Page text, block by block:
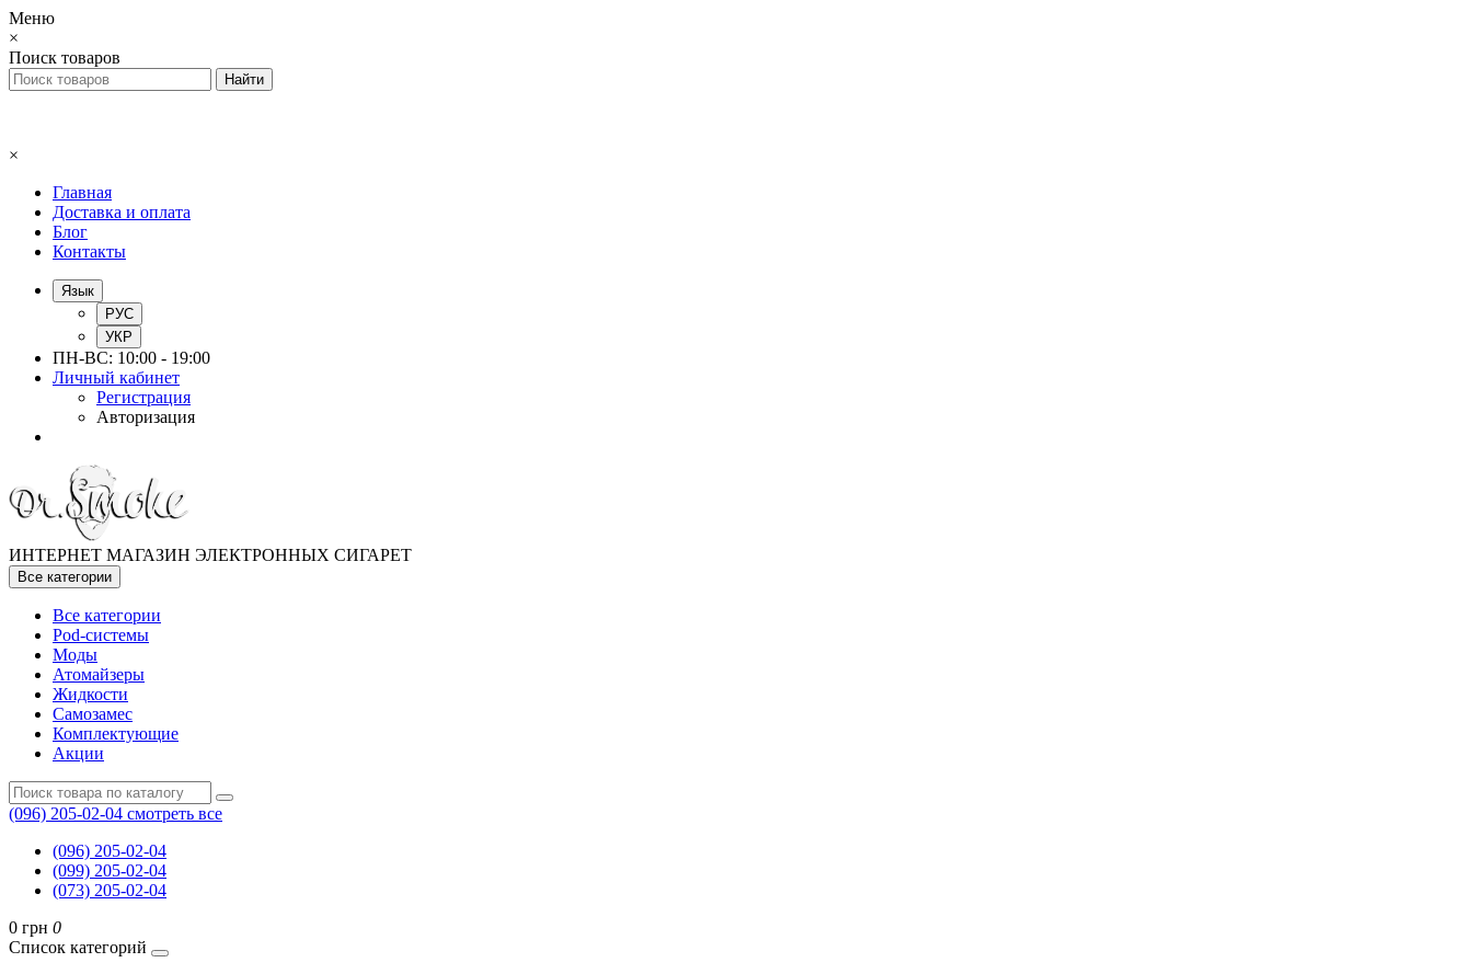
Меню
×
Поиск товаров
×
Главная
Доставка и оплата
Блог
Контакты
Язык
РУС
УКР
ПН-ВС: 10:00 - 19:00
Личный кабинет
Регистрация
Авторизация
ИНТЕРНЕТ МАГАЗИН ЭЛЕКТРОННЫХ СИГАРЕТ
Все категории
Все категории
Pod-системы
Моды
Атомайзеры
Жидкости
Самозамес
Комплектующие
Акции
(096) 205-02-04 смотреть все
(096) 205-02-04
(099) 205-02-04
(073) 205-02-04
0 грн 0
Список категорий